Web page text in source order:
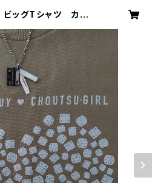
ビッグTシャツ カー
MANIA
COLLECTION